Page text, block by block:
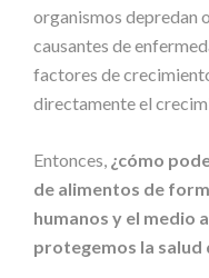
organismos depredan
causantes de
factores de
directamente el
Entonces, ¿cómo
de alimentos de
humanos y el medio
protegemos la salud